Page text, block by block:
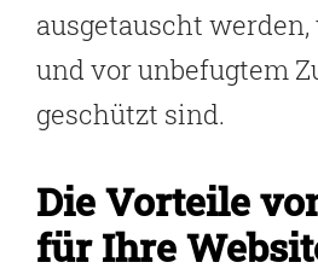
ausgetauscht
und vor unbefugtem
geschützt sind.
Die Vorteile
für Ihre